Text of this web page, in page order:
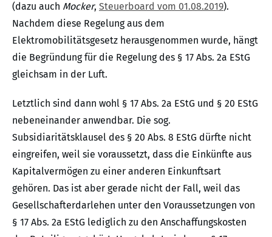
(dazu auch Mocker, Steuerboard vom 01.08.2019).
Nachdem diese Regelung aus dem
Elektromobilitätsgesetz herausgenommen wurde, hängt
die Begründung für die Regelung des § 17 Abs. 2a EStG
gleichsam in der Luft.
Letztlich sind dann wohl § 17 Abs. 2a EStG und § 20 EStG
nebeneinander anwendbar. Die sog.
Subsidiaritätsklausel des § 20 Abs. 8 EStG dürfte nicht
eingreifen, weil sie voraussetzt, dass die Einkünfte aus
Kapitalvermögen zu einer anderen Einkunftsart
gehören. Das ist aber gerade nicht der Fall, weil das
Gesellschafterdarlehen unter den Voraussetzungen von
§ 17 Abs. 2a EStG lediglich zu den Anschaffungskosten